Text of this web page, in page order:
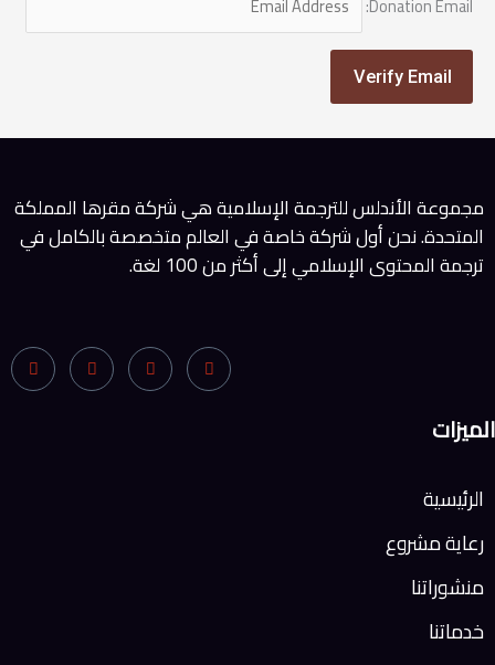
Donation Email:
مجموعة الأندلس للترجمة الإسلامية هي شركة مقرها المملكة
المتحدة. نحن أول شركة خاصة في العالم متخصصة بالكامل في
ترجمة المحتوى الإسلامي إلى أكثر من 100 لغة.
الميزات
الرئيسية
رعاية مشروع
منشوراتنا
خدماتنا